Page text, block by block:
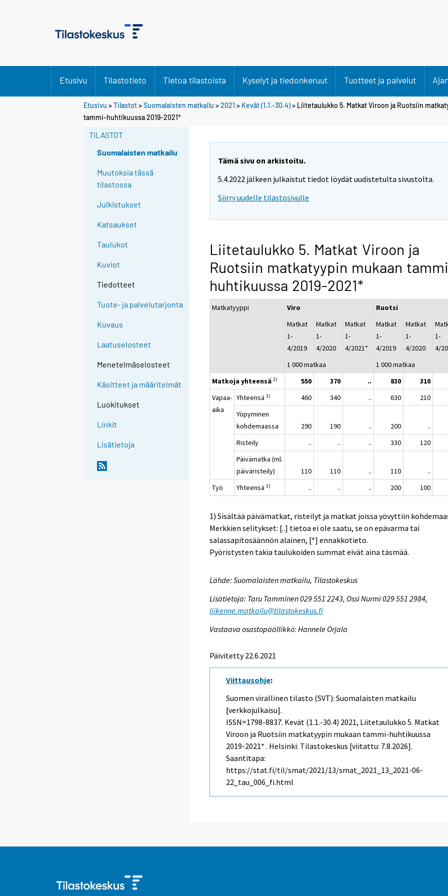
Etusivu Tilastotieto Tietoa tilastoista Kyselyt ja tiedonkeruut Tuotteet ja palvelut
Etusivu >Tilastot>Suomalaisten matkailu >2021 > Kevät (1.1.-30.4)> Liitetaulukko 5. Matkat Viroon ja Ruotsiin
tammi-huhtikuussa 2019-2021*
TILASTOT
Suomalaisten matkailu
Muutoksia tässä
tilastossa
Julkistukset
Katsaukset
Taulukot
Kuviot
Tiedotteet
Tuote- ja palvelutarjonta
Kuvaus
Laatuselosteet
Menetelmäselosteet
Käsitteet ja määritelmät
Luokitukset
Linkit
Lisätietoja
Tämä sivu on arkistoitu.
5.4.2022 jälkeen julkaistut tiedot löydät uudistetulta sivustolta.
Siirry uudelle tilastosivulle
Liitetaulukko 5. Matkat Viroon ja
Ruotsiin matkatyypin mukaan
huhtikuussa 2019-2021*
Matkatyyppi Viro
Ruotsi
Matkat
1-
4/2019
Matkat
1-
4/2020
Matkat
1-
4/2021*
Matkat
1-
4/2019
Matkat
1-
4/2020
1-
4/
1 000 matkaa
1 000 matkaa
Matkoja yhteensä 1) 550 370 .. 830 310
Vapaa-
aika
Yhteensä1) 460 340 .. 630 210
Yöpyminen
kohdemaassa
290 190 .. 200 ..
Risteily
.. .. .. 330 120
Päivämatka (ml.
päiväristeily)
110 110 .. 110 ..
Työ
Yhteensä1) .. .. .. 200 100
1) Sisältää päivämatkat, risteilyt ja matkat joissa yövyttiin
Merkkien selitykset: [..] tietoa ei ole saatu, se on epävarma tai
salassapitosäännön alainen, [*] ennakkotieto.
Pyöristysten takia taulukoiden summat eivät aina täsmää.
Lähde: Suomalaisten matkailu, Tilastokeskus
Lisätietoja: Taru Tamminen 029 551 2243, Ossi Nurmi 029 551 2984,
liikenne.matkailu@tilastokeskus.fi
Vastaava osastopäällikkö: Hannele Orjala
Päivitetty 22.6.2021
Viittausohje:
Suomen virallinen tilasto (SVT): Suomalaisten matkailu
[verkkojulkaisu].
ISSN=1798-8837. Kevät (1.1.-30.4) 2021, Liitetaulukko 5. Matkat
Viroon ja Ruotsiin matkatyypin mukaan tammi-huhtikuussa
2019-2021* . Helsinki: Tilastokeskus [viitattu: 7.8.2026].
Saantitapa:
https://stat.fi/til/smat/2021/13/smat_2021_13_2021-06-
22_tau_006_fi.html